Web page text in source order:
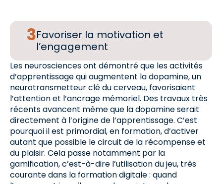
Favoriser la motivation et
l’engagement
Les neurosciences ont démontré que les activités
d’apprentissage qui augmentent la dopamine, un
neurotransmetteur clé du cerveau, favorisaient
l’attention et l’ancrage mémoriel. Des travaux très
récents avancent même que la dopamine serait
directement à l’origine de l’apprentissage. C’est
pourquoi il est primordial, en formation, d’activer
autant que possible le circuit de la récompense et
du plaisir. Cela passe notamment par la
gamification, c’est-à-dire l’utilisation du jeu, très
courante dans la formation digitale : quand